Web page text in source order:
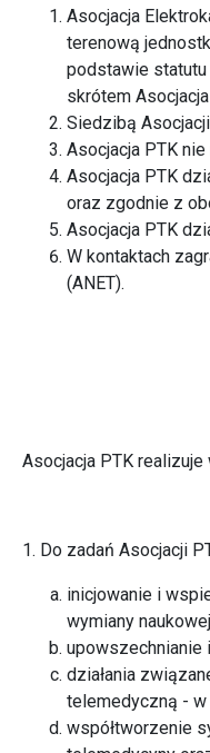
Asocjacja
terenową
podstawie statutu
skrótem
Siedzibą
Asocjacja PTK
Asocjacja PTK
oraz zgodnie z
Asocjacja PTK
W kontaktach
(ANET).
Asocjacja PTK
1. Do zadań Asocjacji
inicjowanie i
wymiany
upowszechnianie
działania
telemedyczną - w
współtworzenie